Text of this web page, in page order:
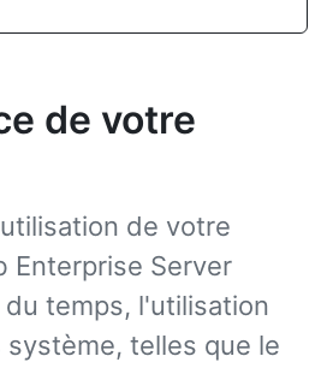
de votre
de votre
Enterprise Server
temps, l'utilisation
telles que le